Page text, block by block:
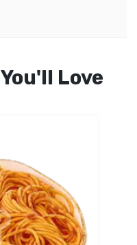
You'll Love